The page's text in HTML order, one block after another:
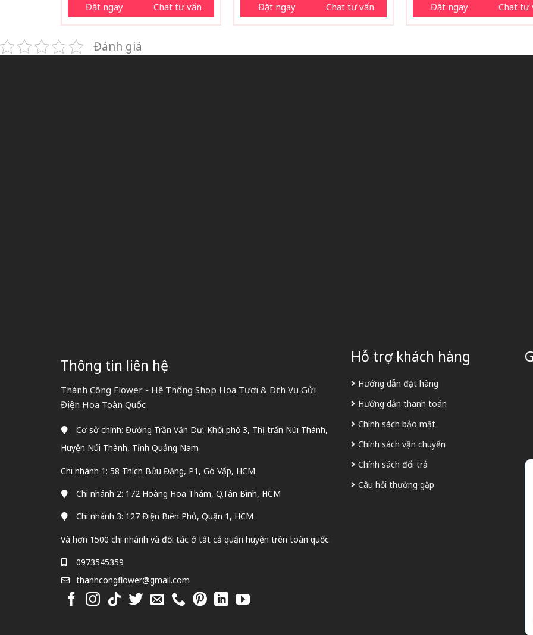
Đặt ngay
Chat tư vấn
Đặt ngay
Chat tư vấn
Đặt ngay
Chat tư
Đánh giá
Thông tin liên hệ
Thành Công Flower - Hệ Thống Shop Hoa Tươi & Dịch Vụ Gửi
Điện Hoa Toàn Quốc
Cơ sở chính: Đường Trần Văn Dư, Khối phố 3, Thị trấn Núi Thành,
Huyện Núi Thành, Tỉnh Quảng Nam
Chi nhánh 1: 58 Thích Bửu Đăng, P1, Gò Vấp, HCM
Chi nhánh 2: 172 Hoàng Hoa Thám, Q.Tân Bình, HCM
Chi nhánh 3: 127 Điện Biên Phủ, Quận 1, HCM
Và hơn 1500 chi nhánh và đối tác ở tất cả quận huyện trên toàn quốc
0973545359
thanhcongflower@gmail.com
Hỗ trợ khách hàng
Hướng dẫn đặt hàng
Hướng dẫn thanh toán
Chính sách bảo mật
Chính sách vận chuyển
Chính sách đổi trả
Câu hỏi thường gặp